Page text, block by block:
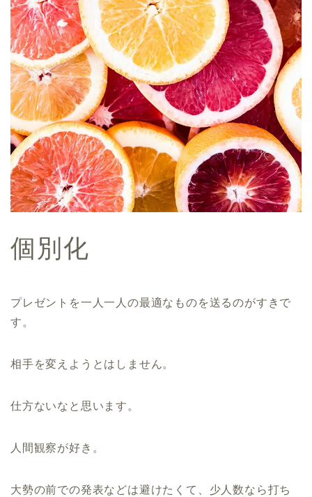
個別化
プレゼントを一人一人の最適なものを送るのがすきで
す。
相手を変えようとはしません。
仕方ないなと思います。
人間観察が好き。
大勢の前での発表などは避けたくて、少人数なら打ち